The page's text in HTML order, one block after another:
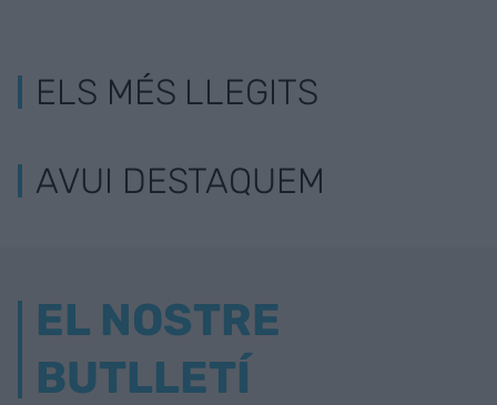
ELS MÉS LLEGITS
AVUI DESTAQUEM
EL NOSTRE
BUTLLETÍ